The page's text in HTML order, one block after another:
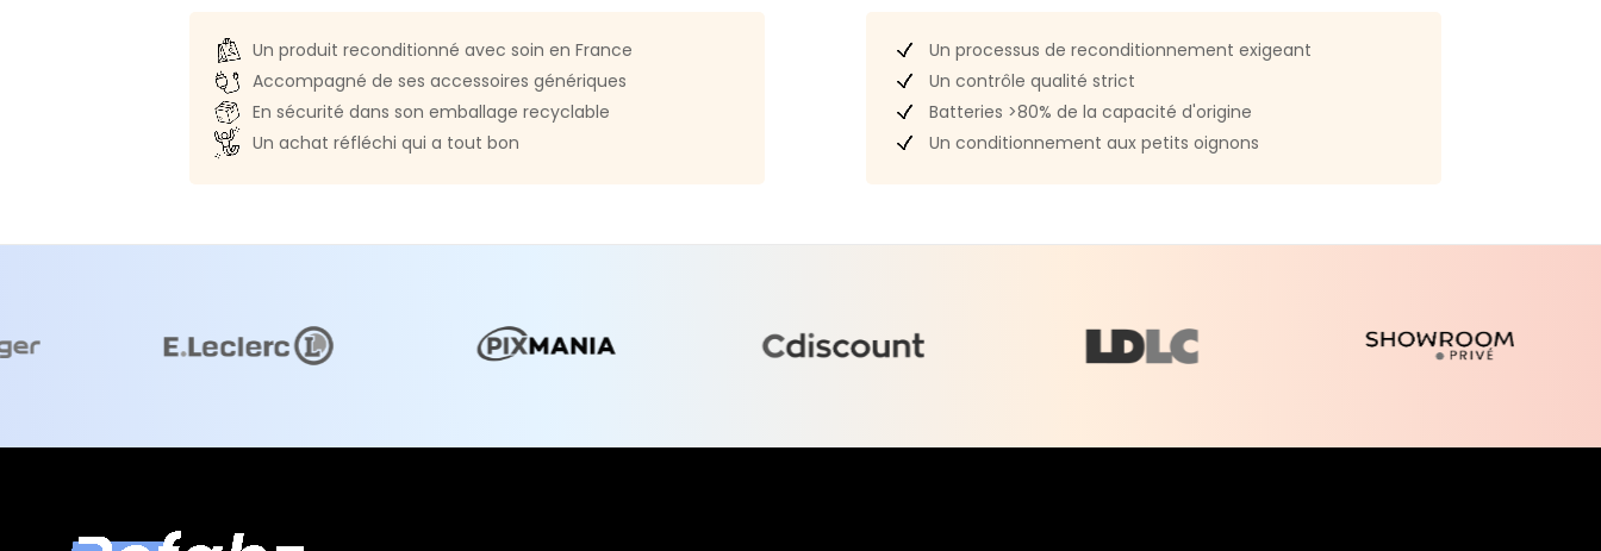
Prise audio :
Webcam : Oui (FaceTime HD)
Haut parleur(s) : Stéréo
Profondeur :
Contenu du coffret : Ordinateur reconditionné Câble
d'alimentation Clavier et souris compatibles
Référence du produit : 50421
Un produit reconditionné avec soin en France
Accompagné de ses accessoires génériques
En sécurité dans son emballage recyclable
Un achat réfléchi qui a tout bon
Un processus de reconditionnement exigeant
Un contrôle qualité strict
Batteries >80% de la capacité d'origine
Un conditionnement aux petits oignons